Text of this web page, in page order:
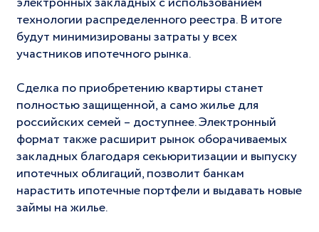
технологии распределенного реестра. В итоге
будут минимизированы затраты у всех
участников ипотечного рынка.
Сделка по приобретению квартиры станет
полностью защищенной, а само жилье для
российских семей – доступнее. Электронный
формат также расширит рынок оборачиваемых
закладных благодаря секьюритизации и выпуску
ипотечных облигаций, позволит банкам
нарастить ипотечные портфели и выдавать новые
займы на жилье.